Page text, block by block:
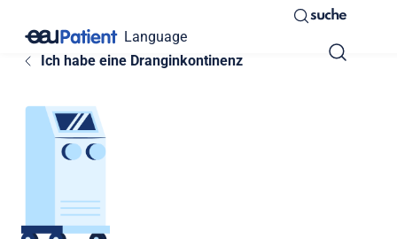
Language
suche
Ich habe eine Dranginkontinenz